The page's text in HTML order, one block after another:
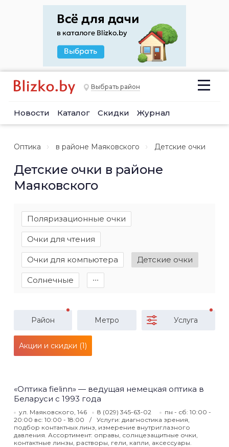
Выбрать район
Новости Каталог Скидки Журнал
Оптика в районе Маяковского Детские очки
Детские очки в районе
Маяковского
Поляризационные очки
Очки для чтения
Очки для компьютера Детские очки
Солнечные ∙∙∙
Район Метро Услуга
Акции и скидки (1)
«Оптика fielinn» — ведущая немецкая оптика в
Беларуси с 1993 года
ул. Маяковского, 146 8 (029) 345-63-02
пн - сб: 10:00 -
20:00 вс: 10:00 - 18:00
Услуги: диагностика зрения,
подбор контактных линз, измерение внутриглазного
давления. Ассортимент: оправы, солнцезащитные очки,
контактные линзы, растворы, гели, капли, аксессуары.